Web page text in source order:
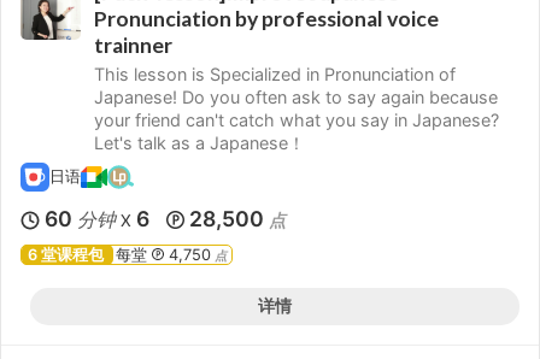
Pronunciation by professional voice
trainner
This lesson is Specialized in Pronunciation of
Japanese! Do you often ask to say again because
your friend can't catch what you say in Japanese?
Let's talk as a Japanese！
日语
60 分钟 X 6 28,500 点
6 堂课程包 每堂 4,750 点
详情